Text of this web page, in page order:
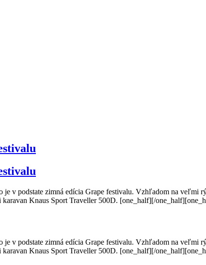
je v podstate zimná edícia Grape festivalu. Vzhľadom na veľmi
Knaus Sport Traveller 500D. [one_half][/
je v podstate zimná edícia Grape festivalu. Vzhľadom na veľmi
Knaus Sport Traveller 500D. [one_half][/